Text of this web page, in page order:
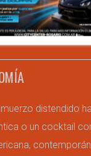
distendido
o un cocktail